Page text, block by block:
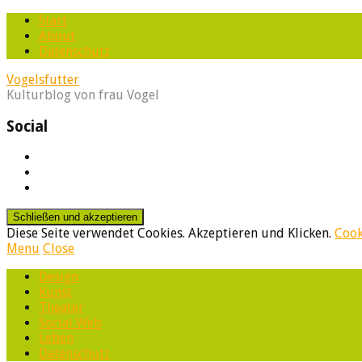
Start
About
Datenschutz
Vogelsfutter
Kulturblog von frau Vogel
Social
Instagram
anzeigen
Vogel
auf
LinkedIn
frau-
vogel
auf
anzeigen
Diese Seite verwendet Cookies. Akzeptieren und Klicken.
Menu Close
Design
Kunst
Theater
Social Web
Leben
Datenschutz